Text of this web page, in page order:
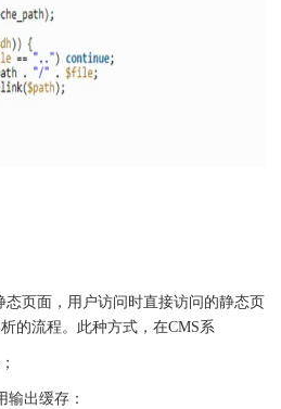
态页面，用户访问时直接访问的静态页
的流程。此种方式，在CMS系
；
出缓存：